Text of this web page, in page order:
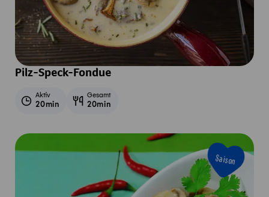
Pilz-Speck-Fondue
Aktiv
20min
Gesamt
20min
Saison